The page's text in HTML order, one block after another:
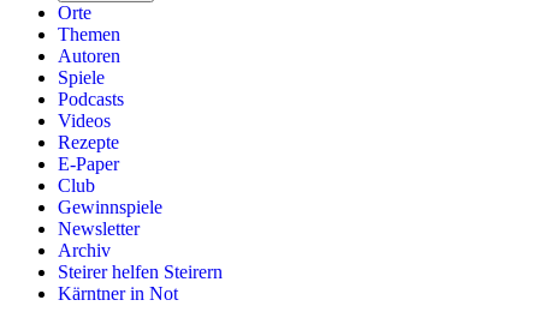
Orte
Themen
Autoren
Spiele
Podcasts
Videos
Rezepte
E-Paper
Club
Gewinnspiele
Newsletter
Archiv
Steirer helfen Steirern
Kärntner in Not